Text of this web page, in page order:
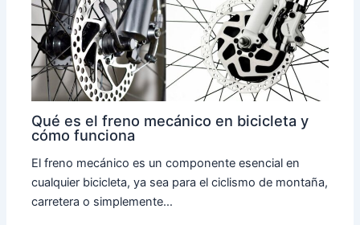
Qué es el freno mecánico en bicicleta y
cómo funciona
El freno mecánico es un componente esencial en
cualquier bicicleta, ya sea para el ciclismo de montaña,
carretera o simplemente…